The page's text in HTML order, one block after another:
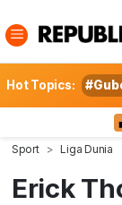
Hot Topics:
Sport Liga Dunia
Erick